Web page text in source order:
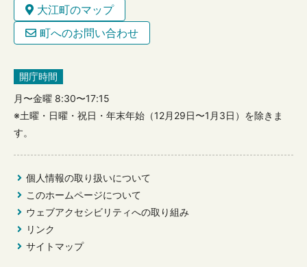
大江町のマップ
町へのお問い合わせ
開庁時間
月〜金曜 8:30〜17:15
※土曜・日曜・祝日・年末年始（12月29日〜1月3日）を除きま
す。
個人情報の取り扱いについて
このホームページについて
ウェブアクセシビリティへの取り組み
リンク
サイトマップ